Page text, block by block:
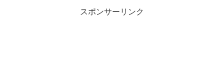
スポンサーリンク